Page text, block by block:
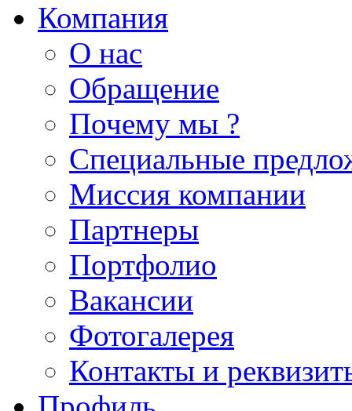
Компания
О нас
Обращение
Почему мы ?
Специальные
Миссия компании
Партнеры
Портфолио
Вакансии
Фотогалерея
Контакты и